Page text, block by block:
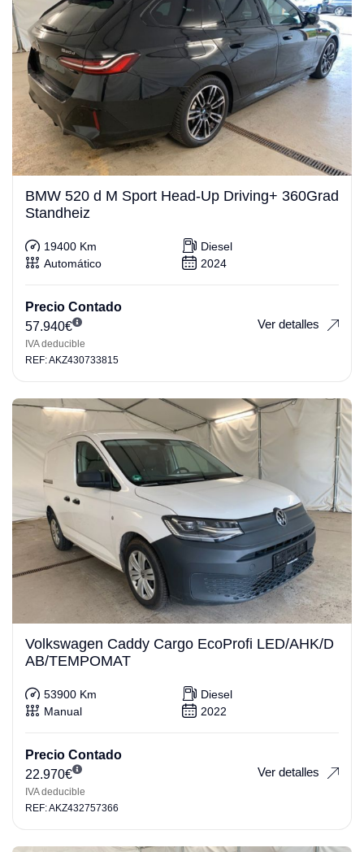
BMW 520 d M Sport Head-Up Driving+ 360Grad
Standheiz
19400 Km
Diesel
Automático
2024
Precio Contado
57.940€
IVA deducible
Ver detalles
REF: AKZ430733815
Volkswagen Caddy Cargo EcoProfi LED/AHK/D
AB/TEMPOMAT
53900 Km
Diesel
Manual
2022
Precio Contado
22.970€
IVA deducible
Ver detalles
REF: AKZ432757366